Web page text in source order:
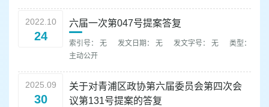
2022.10
24
六届一次第047号提案答复
索引号： 无 发文日期： 无 发文字号： 无
类型：
主动公开
2025.09
30
关于对青浦区政协第六届委员会第四次会
议第131号提案的答复